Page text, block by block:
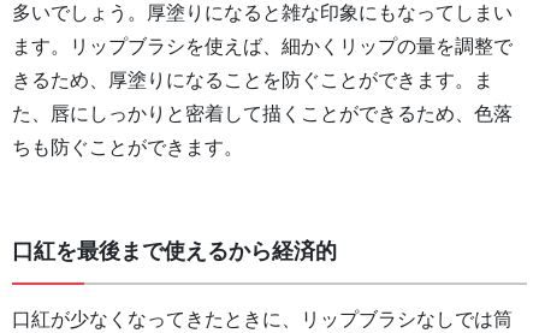
多いでしょう。厚塗りになると雑な印象にもなってしまい
ます。リップブラシを使えば、細かくリップの量を調整で
きるため、厚塗りになることを防ぐことができます。ま
た、唇にしっかりと密着して描くことができるため、色落
ちも防ぐことができます。
口紅を最後まで使えるから経済的
口紅が少なくなってきたときに、リップブラシなしでは筒